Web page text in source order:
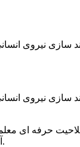
نیروی
نیروی
حرفه ای
آموزش و پرورش به عنوان مهمترین و بزرگترین دستگاه در عرصه تعلیم و تربیت کشور نگاه ویژه ای به این مقوله دارد.